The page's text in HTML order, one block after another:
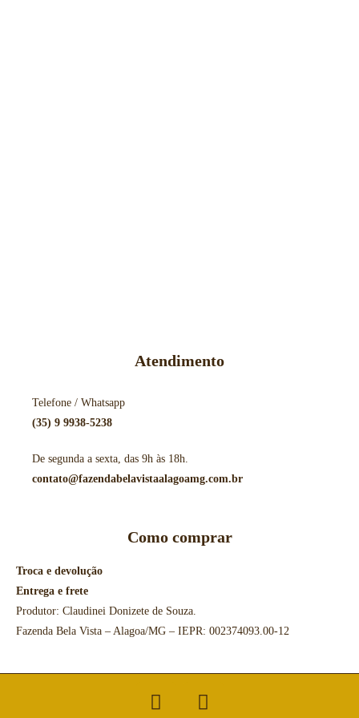
Atendimento
Telefone / Whatsapp
(35) 9 9938-5238
De segunda a sexta, das 9h às 18h.
contato@fazendabelavistaalagoamg.com.br
Como comprar
Troca e devolução
Entrega e frete
Produtor: Claudinei Donizete de Souza.
Fazenda Bela Vista – Alagoa/MG – IEPR: 002374093.00-12